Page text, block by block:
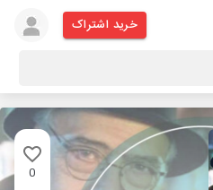
خرید اشتراک
0